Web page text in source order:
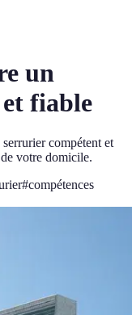
un
fiable
compétent et
votre domicile.
#compétences